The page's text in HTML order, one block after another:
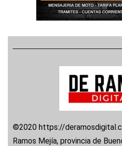
©2020 https://
Ramos Mejía, provincia de